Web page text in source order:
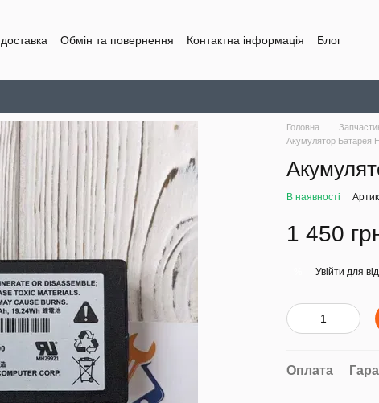
Обмін та повернення Контактна інформація Блог
Головна
Акумулятор Батарея
В наявності
1 450
Увійти для
Оплата